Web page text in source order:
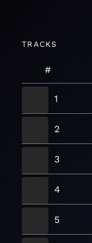
TRACKS
#
1
2
3
4
5